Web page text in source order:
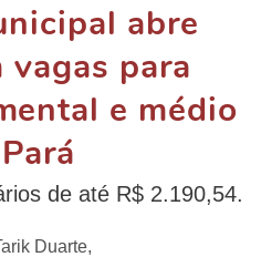
abre
para
e médio
de até R$ 2.190,54.
Duarte,